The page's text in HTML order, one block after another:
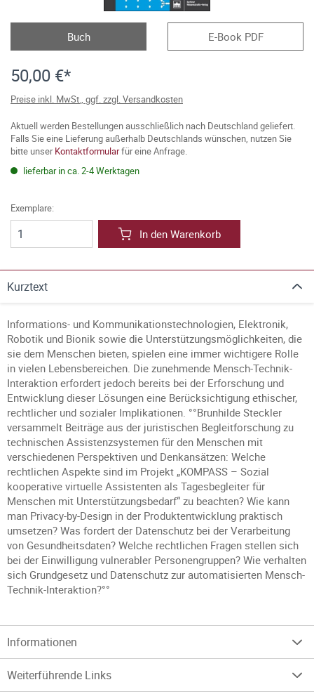
Buch E-Book PDF
50,00 €*
Preise inkl. MwSt., ggf. zzgl. Versandkosten
Aktuell werden Bestellungen ausschließlich nach Deutschland geliefert.
Falls Sie eine Lieferung außerhalb Deutschlands wünschen, nutzen Sie
bitte unserKontaktformularfür eine Anfrage.
lieferbar in ca. 2-4 Werktagen
Exemplare:
In den Warenkorb
Kurztext
Informations- und Kommunikationstechnologien, Elektronik,
Robotik und Bionik sowie die Unterstützungsmöglichkeiten, die
sie dem Menschen bieten, spielen eine immer wichtigere Rolle
in vielen Lebensbereichen. Die zunehmende Mensch-Technik-
Interaktion erfordert jedoch bereits bei der Erforschung und
Entwicklung dieser Lösungen eine Berücksichtigung ethischer,
rechtlicher und sozialer Implikationen. °°Brunhilde Steckler
versammelt Beiträge aus der juristischen Begleitforschung zu
technischen Assistenzsystemen für den Menschen mit
verschiedenen Perspektiven und Denkansätzen: Welche
rechtlichen Aspekte sind im Projekt „KOMPASS – Sozial
kooperative virtuelle Assistenten als Tagesbegleiter für
Menschen mit Unterstützungsbedarf“ zu beachten? Wie kann
man Privacy-by-Design in der Produktentwicklung praktisch
umsetzen? Was fordert der Datenschutz bei der Verarbeitung
von Gesundheitsdaten? Welche rechtlichen Fragen stellen sich
bei der Einwilligung vulnerabler Personengruppen? Wie verhalten
sich Grundgesetz und Datenschutz zur automatisierten Mensch-
Technik-Interaktion?°°
Informationen
Weiterführende Links